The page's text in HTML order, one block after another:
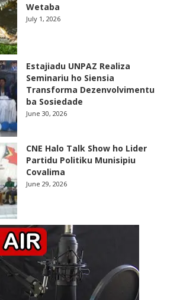
Wetaba
July 1, 2026
Estajiadu UNPAZ Realiza
Seminariu ho Siensia
Transforma Dezenvolvimentu
ba Sosiedade
June 30, 2026
CNE Halo Talk Show ho Lider
Partidu Politiku Munisipiu
Covalima
June 29, 2026